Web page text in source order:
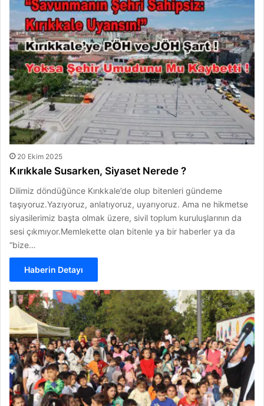
20 Ekim 2025
Kırıkkale Susarken, Siyaset Nerede ?
Dilimiz döndüğünce Kırıkkale’de olup bitenleri gündeme
taşıyoruz.Yazıyoruz, anlatıyoruz, uyarıyoruz. Ama ne hikmetse
siyasilerimiz başta olmak üzere, sivil toplum kuruluşlarının da
sesi çıkmıyor.Memlekette olan bitenle ya bir haberler ya da
“bize…
Haberin Detayı